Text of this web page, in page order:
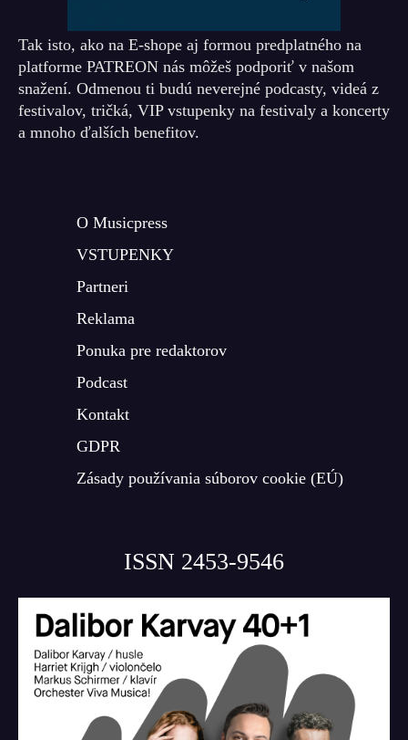
Tak isto, ako na E-shope aj formou predplatného na
platforme PATREON nás môžeš podporiť v našom
snažení. Odmenou ti budú neverejné podcasty, videá z
festivalov, tričká, VIP vstupenky na festivaly a koncerty
a mnoho ďalších benefitov.
O Musicpress
VSTUPENKY
Partneri
Reklama
Ponuka pre redaktorov
Podcast
Kontakt
GDPR
Zásady používania súborov cookie (EÚ)
ISSN 2453-9546